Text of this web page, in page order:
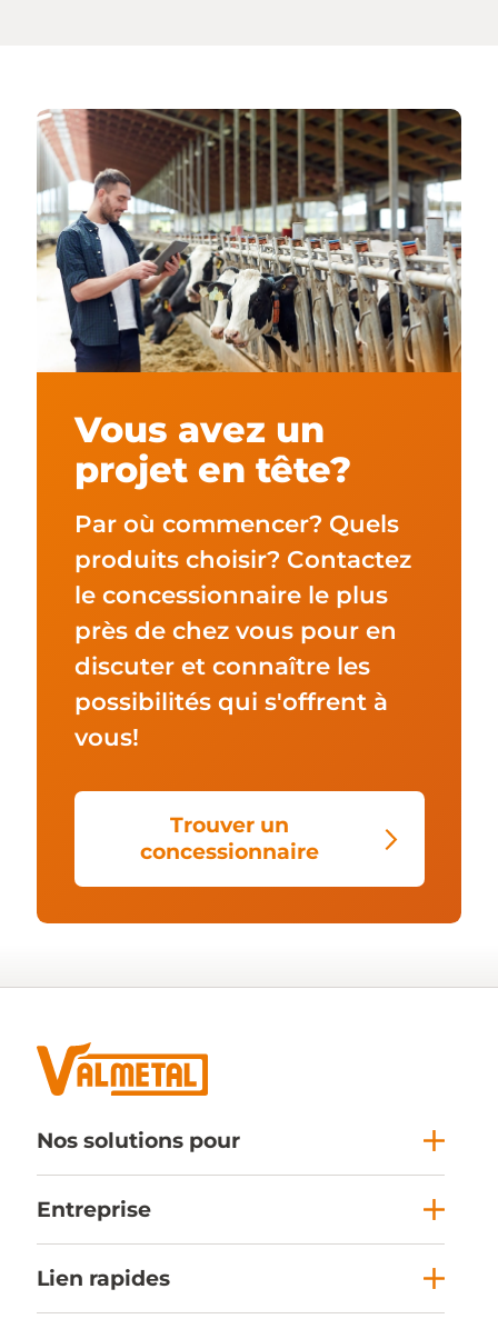
Vous avez un
projet en tête?
Par où commencer? Quels
produits choisir? Contactez
le concessionnaire le plus
près de chez vous pour en
discuter et connaître les
possibilités qui s'offrent à
vous!
Trouver un
concessionnaire
Nos solutions pour
Entreprise
Lien rapides